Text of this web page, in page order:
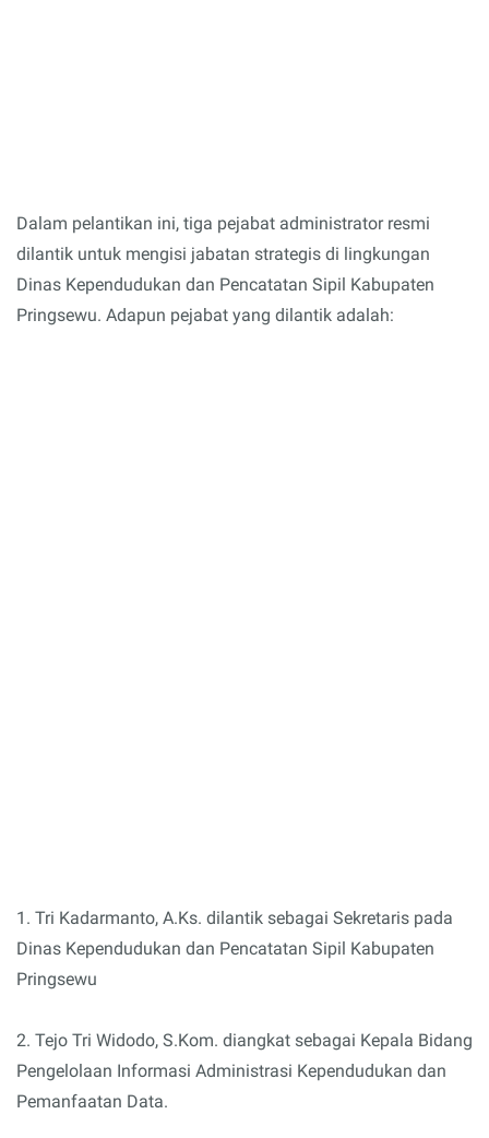
Dalam pelantikan ini, tiga pejabat administrator resmi
dilantik untuk mengisi jabatan strategis di lingkungan
Dinas Kependudukan dan Pencatatan Sipil Kabupaten
Pringsewu. Adapun pejabat yang dilantik adalah:
1. Tri Kadarmanto, A.Ks. dilantik sebagai Sekretaris pada
Dinas Kependudukan dan Pencatatan Sipil Kabupaten
Pringsewu
2. Tejo Tri Widodo, S.Kom. diangkat sebagai Kepala Bidang
Pengelolaan Informasi Administrasi Kependudukan dan
Pemanfaatan Data.